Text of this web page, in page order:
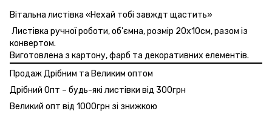
Вітальна листівка «Нехай тобі завждт щастить»
Листівка ручної роботи, об'ємна, розмір 20х10см, разом із
конвертом.
Виготовлена з картону, фарб та декоративних елементів.
Продаж Дрібним та Великим оптом
Дрібний Опт – будь-які листівки від 300грн
Великий опт від 1000грн зі знижкою